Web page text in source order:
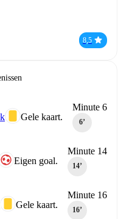
8,5
Minute 6
6‎’‎
Gele kaart.
Minute 14
14‎’‎
Eigen goal.
Minute 16
16‎’‎
Gele kaart.